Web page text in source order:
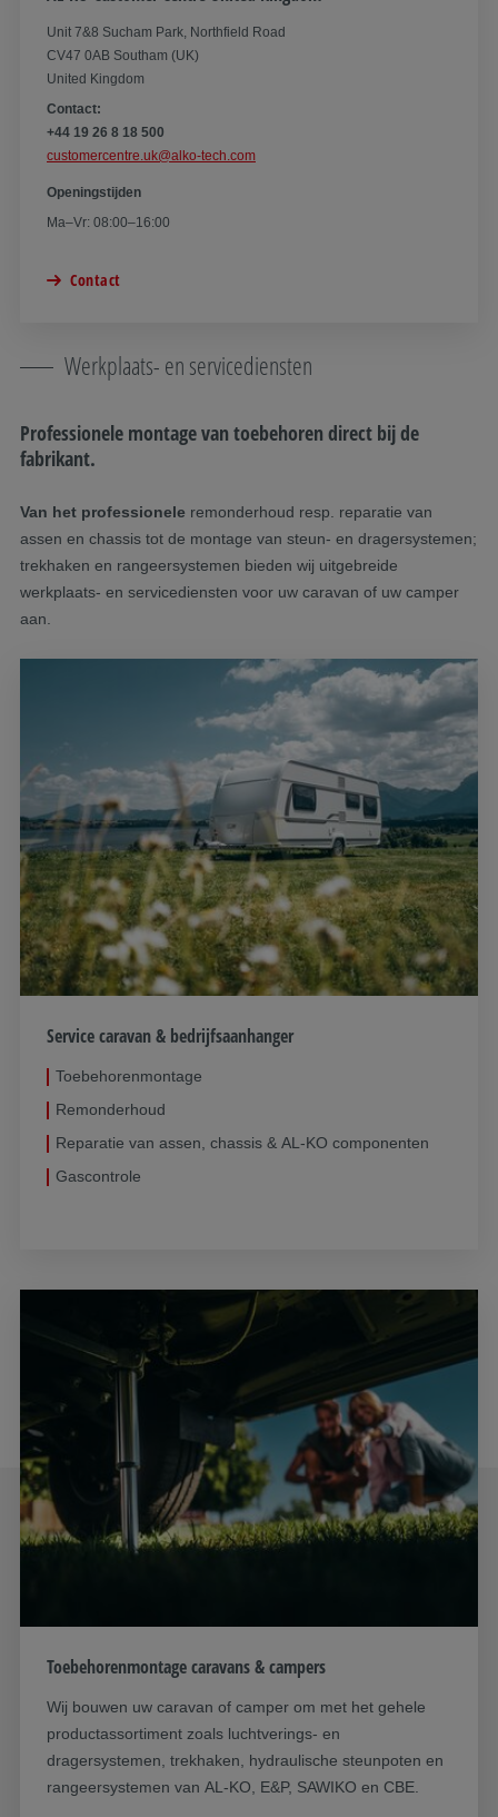
Unit 7&8 Sucham Park, Northfield Road
CV47 0AB Southam (UK)
United Kingdom
Contact:
+44 19 26 8 18 500
customercentre.uk@alko-tech.com
Openingstijden
Ma–Vr: 08:00–16:00
Contact
Werkplaats- en servicediensten
Professionele montage van toebehoren direct bij de
fabrikant.
Van het professionele remonderhoud resp. reparatie van
assen en chassis tot de montage van steun- en dragersystemen;
trekhaken en rangeersystemen bieden wij uitgebreide
werkplaats- en servicediensten voor uw caravan of uw camper
aan.
Service caravan & bedrijfsaanhanger
Toebehorenmontage
Remonderhoud
Reparatie van assen, chassis & AL-KO componenten
Gascontrole
Toebehorenmontage caravans & campers
Wij bouwen uw caravan of camper om met het gehele
productassortiment zoals luchtverings- en
dragersystemen, trekhaken, hydraulische steunpoten en
rangeersystemen van AL-KO, E&P, SAWIKO en CBE.